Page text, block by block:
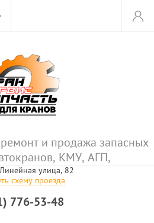
и продажа запасных
КМУ, АГП,
улица, 82
схему проезда
776-53-48